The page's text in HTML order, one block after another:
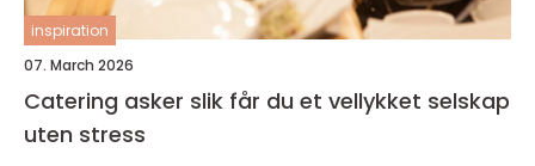
inspiration
07. March 2026
Catering asker slik får du et vellykket selskap
uten stress